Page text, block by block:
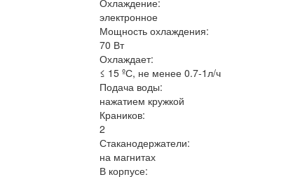
Охлаждение:
электронное
Мощность охлаждения:
70 Вт
Охлаждает:
≤ 15 ºС, не менее 0.7-1л/ч
Подача воды:
нажатием кружкой
Краников:
2
Стаканодержатели:
на магнитах
В корпусе: